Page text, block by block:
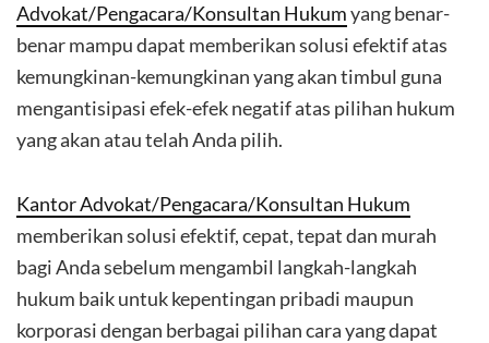
Advokat/Pengacara/Konsultan Hukumyang benar-
benar mampu dapat memberikan solusi efektif atas
kemungkinan-kemungkinan yang akan timbul guna
mengantisipasi efek-efek negatif atas pilihan hukum
yang akan atau telah Anda pilih.
Kantor Advokat/Pengacara/Konsultan Hukum
memberikan solusi efektif, cepat, tepat dan murah
bagi Anda sebelum mengambil langkah-langkah
hukum baik untuk kepentingan pribadi maupun
korporasi dengan berbagai pilihan cara yang dapat